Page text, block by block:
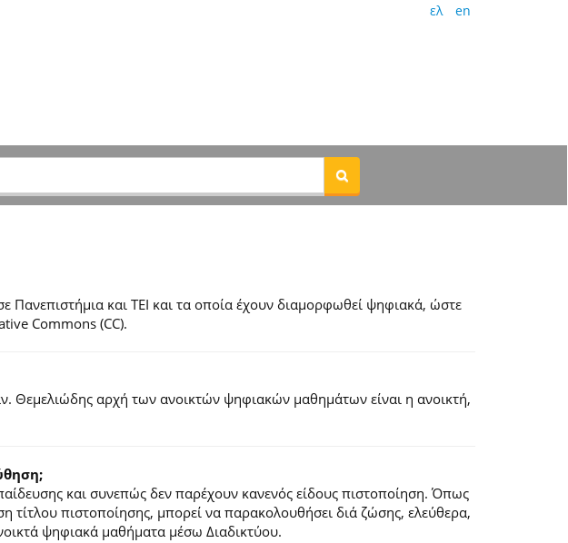
ελ en
και ΤΕΙ και τα οποία έχουν διαμορφωθεί ψηφιακά, ώστε
Commons (CC).
Θεμελιώδης αρχή των ανοικτών ψηφιακών μαθημάτων είναι η ανοικτή,
και συνεπώς δεν παρέχουν κανενός είδους πιστοποίηση. Όπως
τίτλου πιστοποίησης, μπορεί να παρακολουθήσει διά ζώσης, ελεύθερα,
ψηφιακά μαθήματα μέσω Διαδικτύου.